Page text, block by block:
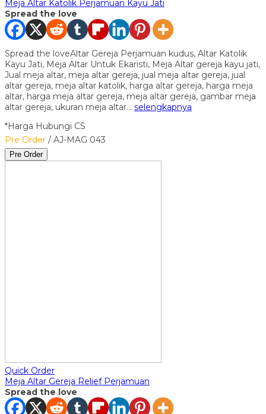
Meja Altar Katolik Perjamuan Kayu Jati
Spread the love
Spread the loveAltar Gereja Perjamuan kudus, Altar Katolik
Kayu Jati, Meja Altar Untuk Ekaristi, Meja Altar gereja kayu jati,
Jual meja altar, meja altar gereja, jual meja altar gereja, jual
altar gereja, meja altar katolik, harga altar gereja, harga meja
altar, harga meja altar gereja, meja altar gereja, gambar meja
altar gereja, ukuran meja altar… selengkapnya
*Harga Hubungi CS
Pre Order / AJ-MAG 043
Pre Order
Quick Order
Meja Altar Gereja Relief Perjamuan
Spread the love